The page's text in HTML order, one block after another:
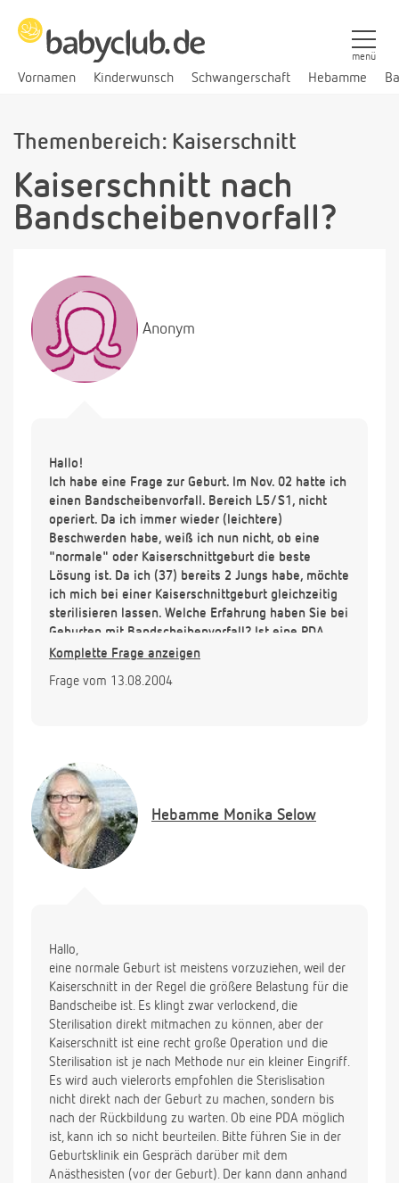
Vornamen Kinderwunsch Schwangerschaft Hebamme
menü
Themenbereich: Kaiserschnitt
Kaiserschnitt nach
Bandscheibenvorfall?
Anonym
Hallo!
Ich habe eine Frage zur Geburt. Im Nov. 02 hatte ich
einen Bandscheibenvorfall. Bereich L5/S1, nicht
operiert. Da ich immer wieder (leichtere)
Beschwerden habe, weiß ich nun nicht, ob eine
"normale" oder Kaiserschnittgeburt die beste
Lösung ist. Da ich (37) bereits 2 Jungs habe, möchte
ich mich bei einer Kaiserschnittgeburt gleichzeitig
sterilisieren lassen. Welche Erfahrung haben Sie bei
Geburten mit Bandscheibenvorfall? Ist eine PDA
möglich?
Komplette Frage anzeigen
Frage vom 13.08.2004
Hebamme Monika Selow
Hallo,
eine normale Geburt ist meistens vorzuziehen, weil der
Kaiserschnitt in der Regel die größere Belastung für die
Bandscheibe ist. Es klingt zwar verlockend, die
Sterilisation direkt mitmachen zu können, aber der
Kaiserschnitt ist eine recht große Operation und die
Sterilisation ist je nach Methode nur ein kleiner Eingriff.
Es wird auch vielerorts empfohlen die Sterislisation
nicht direkt nach der Geburt zu machen, sondern bis
nach der Rückbildung zu warten. Ob eine PDA möglich
ist, kann ich so nicht beurteilen. Bitte führen Sie in der
Geburtsklinik ein Gespräch darüber mit dem
Anästhesisten (vor der Geburt). Der kann dann anhand